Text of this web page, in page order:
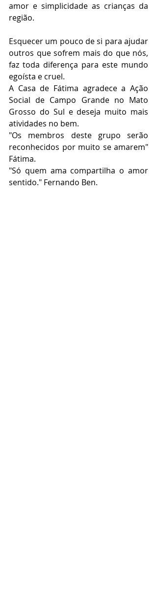
amor e simplicidade as crianças da
região.
Esquecer um pouco de si para ajudar
outros que sofrem mais do que nós,
faz toda diferença para este mundo
egoísta e cruel.
A Casa de Fátima agradece a Ação
Social de Campo Grande no Mato
Grosso do Sul e deseja muito mais
atividades no bem.
"Os membros deste grupo serão
reconhecidos por muito se amarem"
Fátima.
"Só quem ama compartilha o amor
sentido." Fernando Ben.